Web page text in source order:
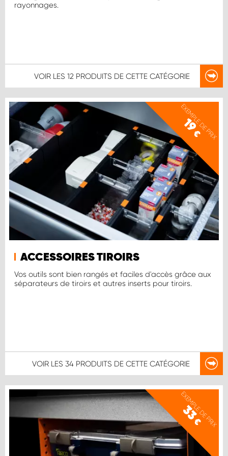
rayonnages.
VOIR LES 12 PRODUITS DE CETTE CATÉGORIE
EXEMPLE DE PRIX
19
€
ACCESSOIRES TIROIRS
Vos outils sont bien rangés et faciles d'accès grâce aux
séparateurs de tiroirs et autres inserts pour tiroirs.
VOIR LES 34 PRODUITS DE CETTE CATÉGORIE
EXEMPLE DE PRIX
33
€